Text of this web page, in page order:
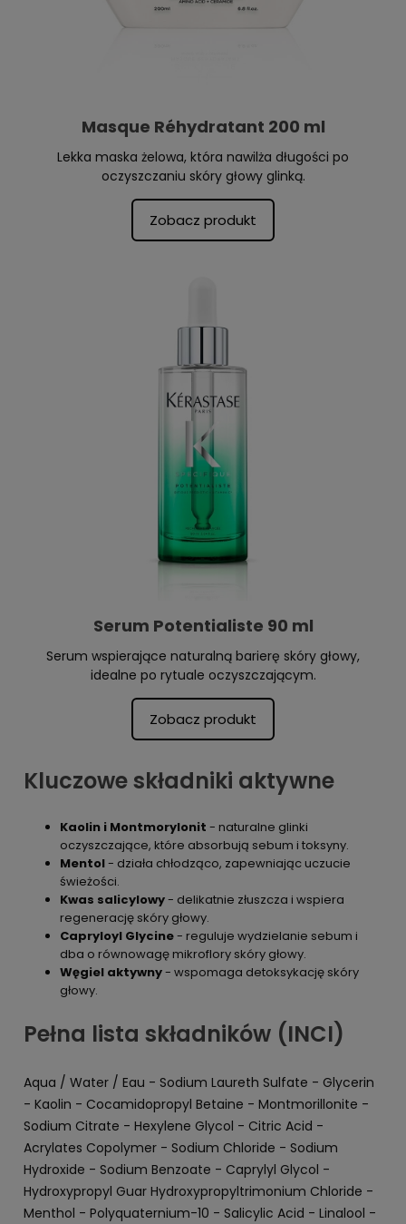
Masque Réhydratant 200 ml
Lekka maska żelowa, która nawilża długości po
oczyszczaniu skóry głowy glinką.
Zobacz produkt
Serum Potentialiste 90 ml
Serum wspierające naturalną barierę skóry głowy,
idealne po rytuale oczyszczającym.
Zobacz produkt
Kluczowe składniki aktywne
Kaolin i Montmorylonit - naturalne glinki
oczyszczające, które absorbują sebum i toksyny.
Mentol- działa chłodząco, zapewniając uczucie
świeżości.
Kwas salicylowy- delikatnie złuszcza i wspiera
regenerację skóry głowy.
Capryloyl Glycine- reguluje wydzielanie sebum i
dba o równowagę mikroflory skóry głowy.
Węgiel aktywny- wspomaga detoksykację skóry
głowy.
Pełna lista składników (INCI)
Aqua / Water / Eau - Sodium Laureth Sulfate - Glycerin
- Kaolin - Cocamidopropyl Betaine - Montmorillonite -
Sodium Citrate - Hexylene Glycol - Citric Acid -
Acrylates Copolymer - Sodium Chloride - Sodium
Hydroxide - Sodium Benzoate - Caprylyl Glycol -
Hydroxypropyl Guar Hydroxypropyltrimonium Chloride -
Menthol - Polyquaternium-10 - Salicylic Acid - Linalool -